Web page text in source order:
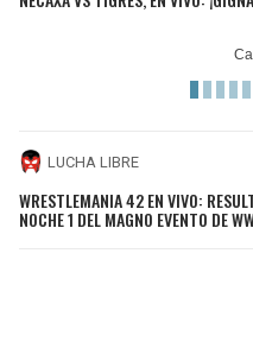
LUCHA LIBRE
WRESTLEMANIA 42 EN VIVO:
NOCHE 1 DEL MAGNO EVENTO DE